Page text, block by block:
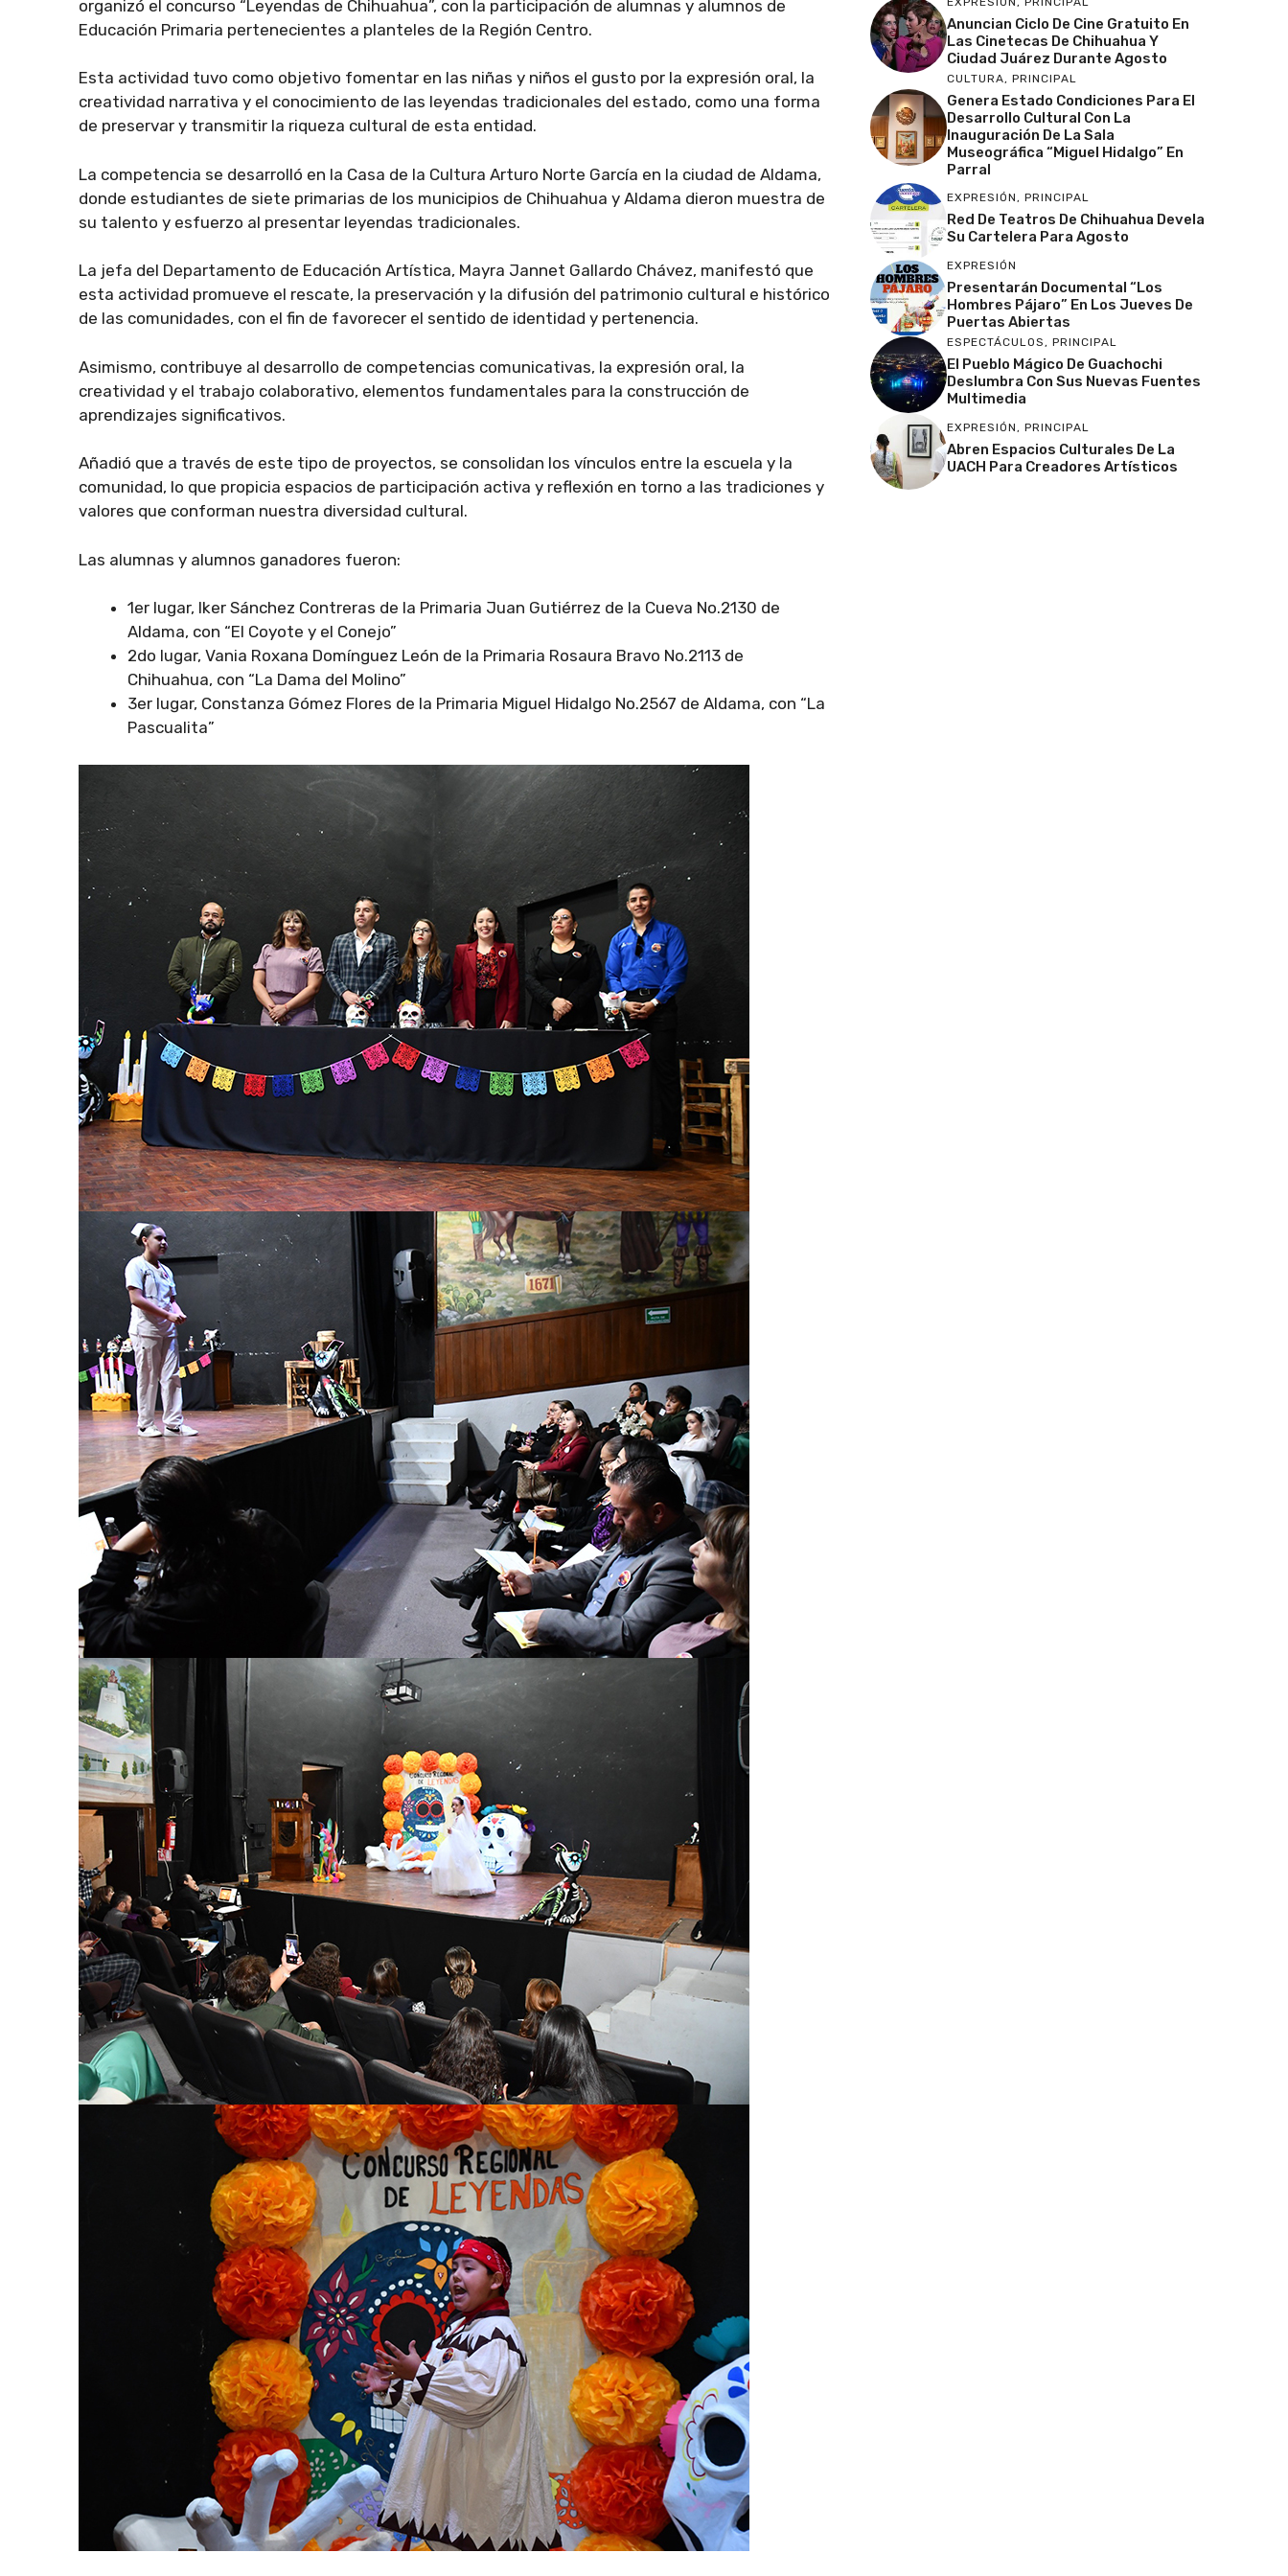
organizó el concurso “Leyendas de Chihuahua”, con la participación de alumnas y alumnos de
Educación Primaria pertenecientes a planteles de la Región Centro.
Esta actividad tuvo como objetivo fomentar en las niñas y niños el gusto por la expresión oral, la
creatividad narrativa y el conocimiento de las leyendas tradicionales del estado, como una forma
de preservar y transmitir la riqueza cultural de esta entidad.
La competencia se desarrolló en la Casa de la Cultura Arturo Norte García en la ciudad de Aldama,
donde estudiantes de siete primarias de los municipios de Chihuahua y Aldama dieron muestra de
su talento y esfuerzo al presentar leyendas tradicionales.
La jefa del Departamento de Educación Artística, Mayra Jannet Gallardo Chávez, manifestó que
esta actividad promueve el rescate, la preservación y la difusión del patrimonio cultural e histórico
de las comunidades, con el fin de favorecer el sentido de identidad y pertenencia.
Asimismo, contribuye al desarrollo de competencias comunicativas, la expresión oral, la
creatividad y el trabajo colaborativo, elementos fundamentales para la construcción de
aprendizajes significativos.
Añadió que a través de este tipo de proyectos, se consolidan los vínculos entre la escuela y la
comunidad, lo que propicia espacios de participación activa y reflexión en torno a las tradiciones y
valores que conforman nuestra diversidad cultural.
Las alumnas y alumnos ganadores fueron:
1er lugar, Iker Sánchez Contreras de la Primaria Juan Gutiérrez de la Cueva No.2130 de
Aldama, con “El Coyote y el Conejo”
2do lugar, Vania Roxana Domínguez León de la Primaria Rosaura Bravo No.2113 de
Chihuahua, con “La Dama del Molino”
3er lugar, Constanza Gómez Flores de la Primaria Miguel Hidalgo No.2567 de Aldama, con “La
Pascualita”
Anuncian Ciclo De Cine Gratuito En
Las Cinetecas De Chihuahua Y
Ciudad Juárez Durante Agosto
CULTURA, PRINCIPAL
Genera Estado Condiciones Para El
Desarrollo Cultural Con La
Inauguración De La Sala
Museográfica “Miguel Hidalgo” En
Parral
EXPRESIÓN, PRINCIPAL
Red De Teatros De Chihuahua Devela
Su Cartelera Para Agosto
EXPRESIÓN
Presentarán Documental “Los
Hombres Pájaro” En Los Jueves De
Puertas Abiertas
ESPECTÁCULOS, PRINCIPAL
El Pueblo Mágico De Guachochi
Deslumbra Con Sus Nuevas Fuentes
Multimedia
EXPRESIÓN, PRINCIPAL
Abren Espacios Culturales De La
UACH Para Creadores Artísticos